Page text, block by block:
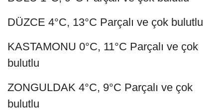
DÜZCE 4°C, 13°C Parçalı ve çok bulutlu
KASTAMONU 0°C, 11°C Parçalı ve çok
bulutlu
ZONGULDAK 4°C, 9°C Parçalı ve çok
bulutlu